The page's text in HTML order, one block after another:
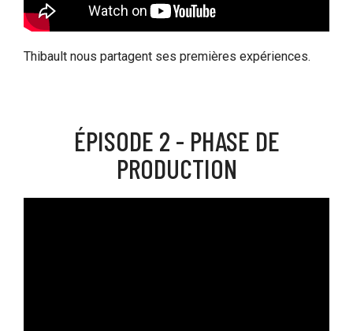
Thibault nous partagent ses premières expériences.
ÉPISODE 2 - PHASE DE
PRODUCTION